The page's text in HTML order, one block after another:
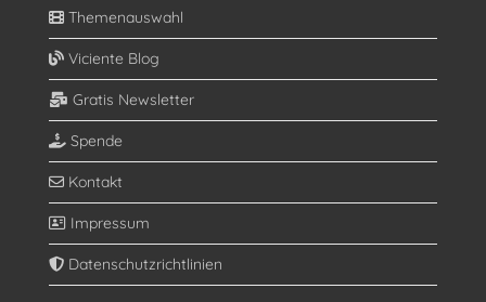
Themenauswahl
Viciente Blog
Gratis Newsletter
Spende
Kontakt
Impressum
Datenschutzrichtlinien